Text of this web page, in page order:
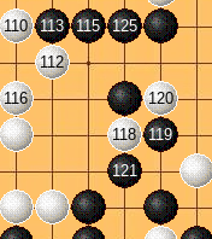
110
112
113
115
116
118 119
120
121
125